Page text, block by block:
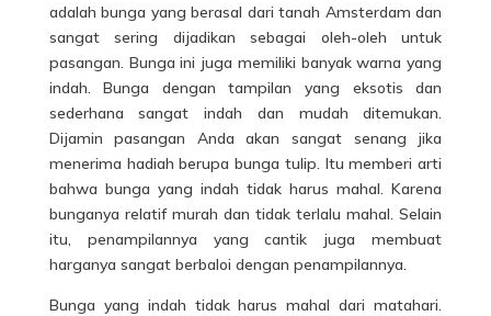
adalah bunga yang berasal dari tanah Amsterdam dan
sangat sering dijadikan sebagai oleh-oleh untuk
pasangan. Bunga ini juga memiliki banyak warna yang
indah. Bunga dengan tampilan yang eksotis dan
sederhana sangat indah dan mudah ditemukan.
Dijamin pasangan Anda akan sangat senang jika
menerima hadiah berupa bunga tulip. Itu memberi arti
bahwa bunga yang indah tidak harus mahal. Karena
bunganya relatif murah dan tidak terlalu mahal. Selain
itu, penampilannya yang cantik juga membuat
harganya sangat berbaloi dengan penampilannya.
Bunga yang indah tidak harus mahal dari matahari.